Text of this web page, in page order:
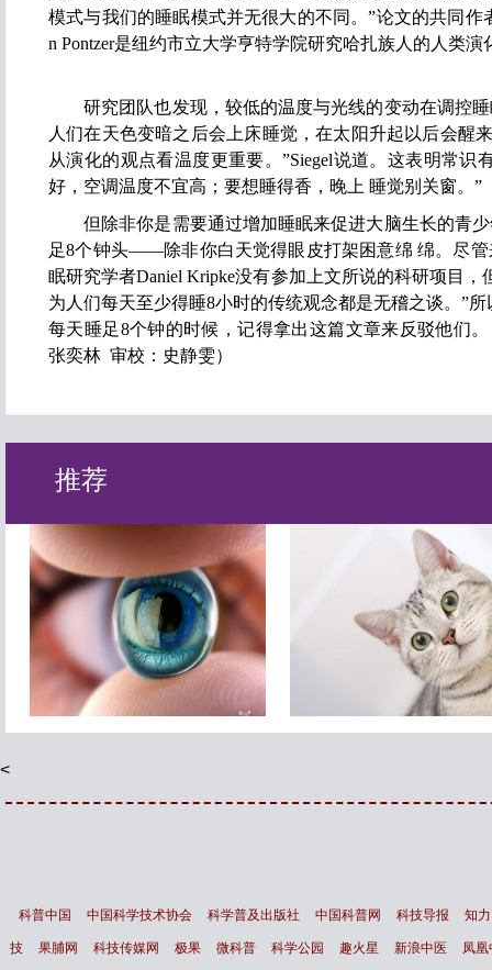
模式与我们的睡眠模式并无很大的不同。”论文的共同作
n Pontzer是纽约市立大学亨特学院研究哈扎族人的人类演
研究团队也发现，较低的温度与光线的变动在调控睡
人们在天色变暗之后会上床睡觉，在太阳升起以后会醒
从演化的观点看温度更重要。”Siegel说道。这表明常识
好，空调温度不宜高；要想睡得香，晚上 睡觉别关窗。”
但除非你是需要通过增加睡眠来促进大脑生长的青少
足8个钟头——除非你白天觉得眼皮打架困意绵 绵。尽
眠研究学者Daniel Kripke没有参加上文所说的科研项目，
为人们每天至少得睡8小时的传统观念都是无稽之谈。”
每天睡足8个钟的时候，记得拿出这篇文章来反驳他们
张奕林 审校：史静雯）
推荐
<
科普中国 中国科学技术协会 科学普及出版社 中国科普网 科技导报 知
技 果脯网 科技传媒网 极果 微科普 科学公园 趣火星 新浪中医 凤凰